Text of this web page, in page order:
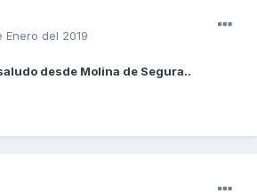
Enero del 2019
desde Molina de Segura..